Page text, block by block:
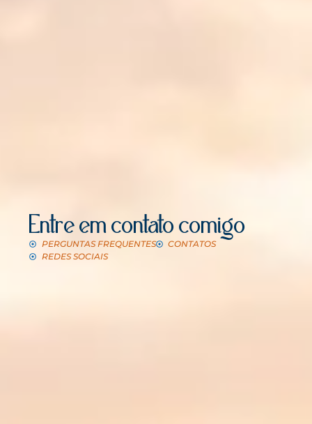
Entre em contato comigo
PERGUNTAS FREQUENTES
CONTATOS
REDES SOCIAIS